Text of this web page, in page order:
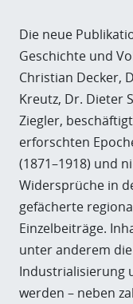
Die neue
Geschichte und
Christian Decker,
Kreutz, Dr. Dieter
Ziegler,
erforschten
(1871–1918) und
Widersprüche in
gefächerte
Einzelbeiträge.
unter anderem
Industrialisierung
werden – neben